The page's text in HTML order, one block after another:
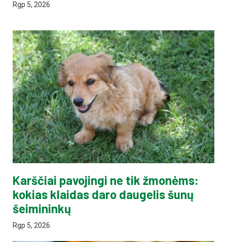
Rgp 5, 2026
Karščiai pavojingi ne tik žmonėms:
kokias klaidas daro daugelis šunų
šeimininkų
Rgp 5, 2026